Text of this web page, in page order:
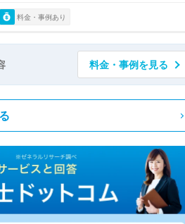
料金・事例あり
料金・事例を見る